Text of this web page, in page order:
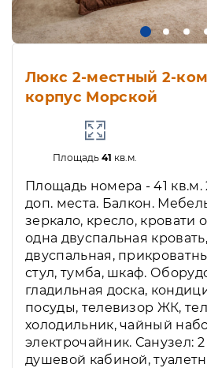
Люкс 2-местный 2-
корпус Морской
Площадь41 кв.м.
Площадь номера - 41 кв.м.
доп. места. Балкон.
зеркало, кресло, кровати
одна двуспальная
двуспальная,
стул, тумба, шкаф.
гладильная доска,
посуды, телевизор ЖК,
холодильник, чайный
электрочайник. Санузел: 2
душевой кабиной,